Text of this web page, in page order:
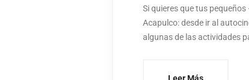
Si quieres que tus
Acapulco: desde ir al
algunas de las actividades
Leer Más